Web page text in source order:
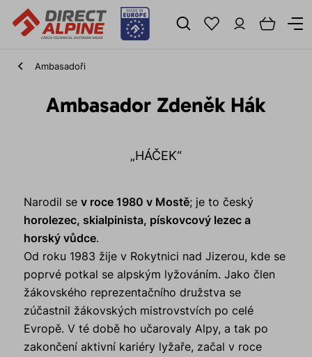
Ambasadoři
Ambasador Zdeněk Hák
„HÁČEK“
Narodil sev roce 1980 v Mostě; je to český
horolezec, skialpinista, pískovcový lezec a
horský vůdce.
Od roku 1983 žije v Rokytnici nad Jizerou, kde se
poprvé potkal se alpským lyžováním. Jako člen
žákovského reprezentačního družstva se
zúčastnil žákovských mistrovstvích po celé
Evropě. V té době ho učarovaly Alpy, a tak po
zakončení aktivní kariéry lyžaře, začal v roce